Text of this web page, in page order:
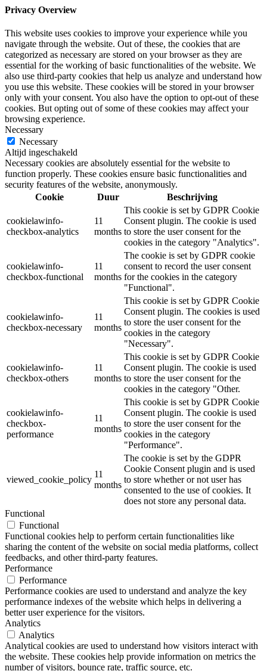
Privacy Overview
This website uses cookies to improve your experience while you
navigate through the website. Out of these, the cookies that are
categorized as necessary are stored on your browser as they are
essential for the working of basic functionalities of the website. We
also use third-party cookies that help us analyze and understand how
you use this website. These cookies will be stored in your browser
only with your consent. You also have the option to opt-out of these
cookies. But opting out of some of these cookies may affect your
browsing experience.
Necessary
Necessary
Altijd ingeschakeld
Necessary cookies are absolutely essential for the website to
function properly. These cookies ensure basic functionalities and
security features of the website, anonymously.
Cookie
Duur Beschrijving
cookielawinfo-
checkbox-analytics
11
months
This cookie is set by GDPR Cookie
Consent plugin. The cookie is used
to store the user consent for the
cookies in the category "Analytics".
cookielawinfo-
checkbox-functional
11
months
The cookie is set by GDPR cookie
consent to record the user consent
for the cookies in the category
"Functional".
cookielawinfo-
checkbox-necessary
11
months
This cookie is set by GDPR Cookie
Consent plugin. The cookies is used
to store the user consent for the
cookies in the category
"Necessary".
cookielawinfo-
checkbox-others
11
months
This cookie is set by GDPR Cookie
Consent plugin. The cookie is used
to store the user consent for the
cookies in the category "Other.
cookielawinfo-
checkbox-
performance
11
months
This cookie is set by GDPR Cookie
Consent plugin. The cookie is used
to store the user consent for the
cookies in the category
"Performance".
viewed_cookie_policy
11
months
The cookie is set by the GDPR
Cookie Consent plugin and is used
to store whether or not user has
consented to the use of cookies. It
does not store any personal data.
Functional
Functional
Functional cookies help to perform certain functionalities like
sharing the content of the website on social media platforms, collect
feedbacks, and other third-party features.
Performance
Performance
Performance cookies are used to understand and analyze the key
performance indexes of the website which helps in delivering a
better user experience for the visitors.
Analytics
Analytics
Analytical cookies are used to understand how visitors interact with
the website. These cookies help provide information on metrics the
number of visitors, bounce rate, traffic source, etc.